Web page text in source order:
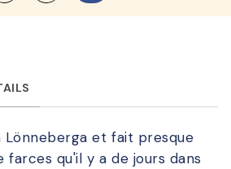
Lönneberga et fait presque
farces qu'il y a de jours dans